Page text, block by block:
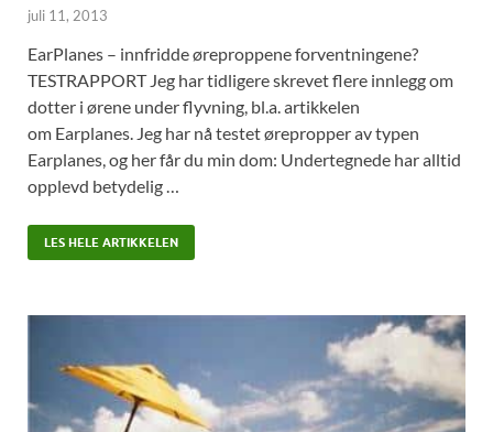
juli 11, 2013
EarPlanes – innfridde øreproppene forventningene?
TESTRAPPORT Jeg har tidligere skrevet flere innlegg om
dotter i ørene under flyvning, bl.a. artikkelen
om Earplanes. Jeg har nå testet ørepropper av typen
Earplanes, og her får du min dom: Undertegnede har alltid
opplevd betydelig …
LES HELE ARTIKKELEN